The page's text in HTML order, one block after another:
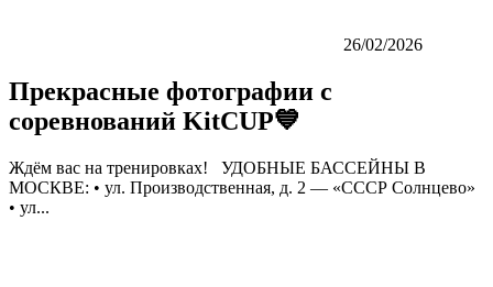
26/02/2026
Прекрасные фотографии с
соревнований KitCUP💙
Ждём вас на тренировках! УДОБНЫЕ БАССЕЙНЫ В
МОСКВЕ: • ул. Производственная, д. 2 — «СССР Солнцево»
• ул...